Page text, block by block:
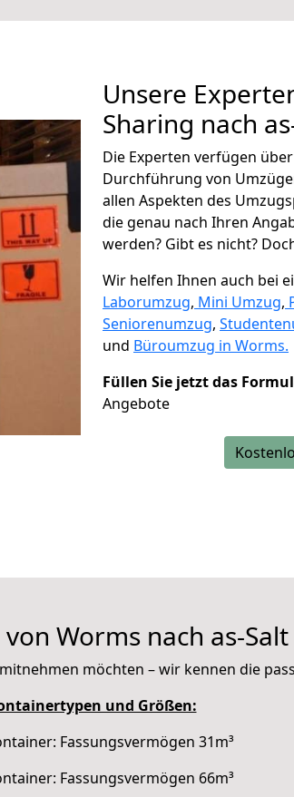
Unsere
Sharing nach
Die Experten verfügen über
Durchführung von
allen Aspekten des
die genau nach Ihren
werden? Gibt es nicht?
Wir helfen Ihnen auch bei
Laborumzug, Mini Umzug,
Seniorenumzug,
und Büroumzug in Worms.
Füllen Sie jetzt das
Angebote
Worms nach as-Salt
möchten – wir kennen die
und Größen:
Fassungsvermögen 31m³
Fassungsvermögen 66m³